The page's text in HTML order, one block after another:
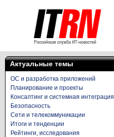
Актуальные темы
ОС и разработка приложений
Планирование и проекты
Консалтинг и системная интеграция
Безопасность
Сети и телекоммуникации
Итоги и тенденции
Рейтинги, исследования